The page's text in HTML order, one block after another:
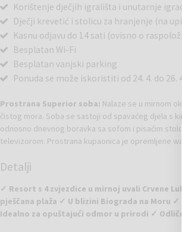
Korištenje dječjih igrališta i unutarnje
Dječji krevetić i stolicu za hranjenje (na
Kasnu odjavu do 14 sati (ovisno o
Besplatan Wi-Fi
Besplatan vanjski parking
Ponuda se može iskoristiti od 24. 4. do 26.
Prostrana Superior soba: Nalaze se u mirnom
čistog mora. Soba se sastoji od spavaćeg djela s
odnosno dnevnog boravka sa sofom i pisaćim
televizorom. Prostrana kupaonica je opremljene
balkon te je opremljena suvremenom
Detalji
✓ Resort s 4 zvjezdice u mirnoj uvali Crvene
pješčana plaža ✓ U blizini Biograda na Moru
Idealno za opuštajući odmor u prirodi ✓